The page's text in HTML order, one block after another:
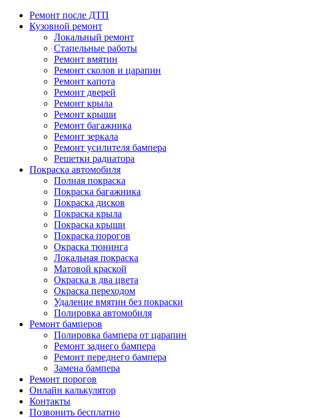
Ремонт после ДТП
Кузовной ремонт
Локальный ремонт
Стапельные работы
Ремонт вмятин
Ремонт сколов и царапин
Ремонт капота
Ремонт дверей
Ремонт крыла
Ремонт крыши
Ремонт багажника
Ремонт зеркала
Ремонт усилителя бампера
Решетки радиатора
Покраска автомобиля
Полная покраска
Покраска багажника
Покраска дисков
Покраска крыла
Покраска крыши
Покраска порогов
Окраска тюнинга
Локальная покраска
Матовой краской
Окраска в два цвета
Окраска переходом
Удаление вмятин без покраски
Полировка автомобиля
Ремонт бамперов
Полировка бампера от царапин
Ремонт заднего бампера
Ремонт переднего бампера
Замена бампера
Ремонт порогов
Онлайн калькулятор
Контакты
Позвонить бесплатно